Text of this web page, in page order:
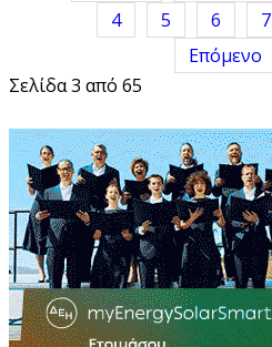
4
5 6 7
Επόμενο
Σελίδα 3 από 65